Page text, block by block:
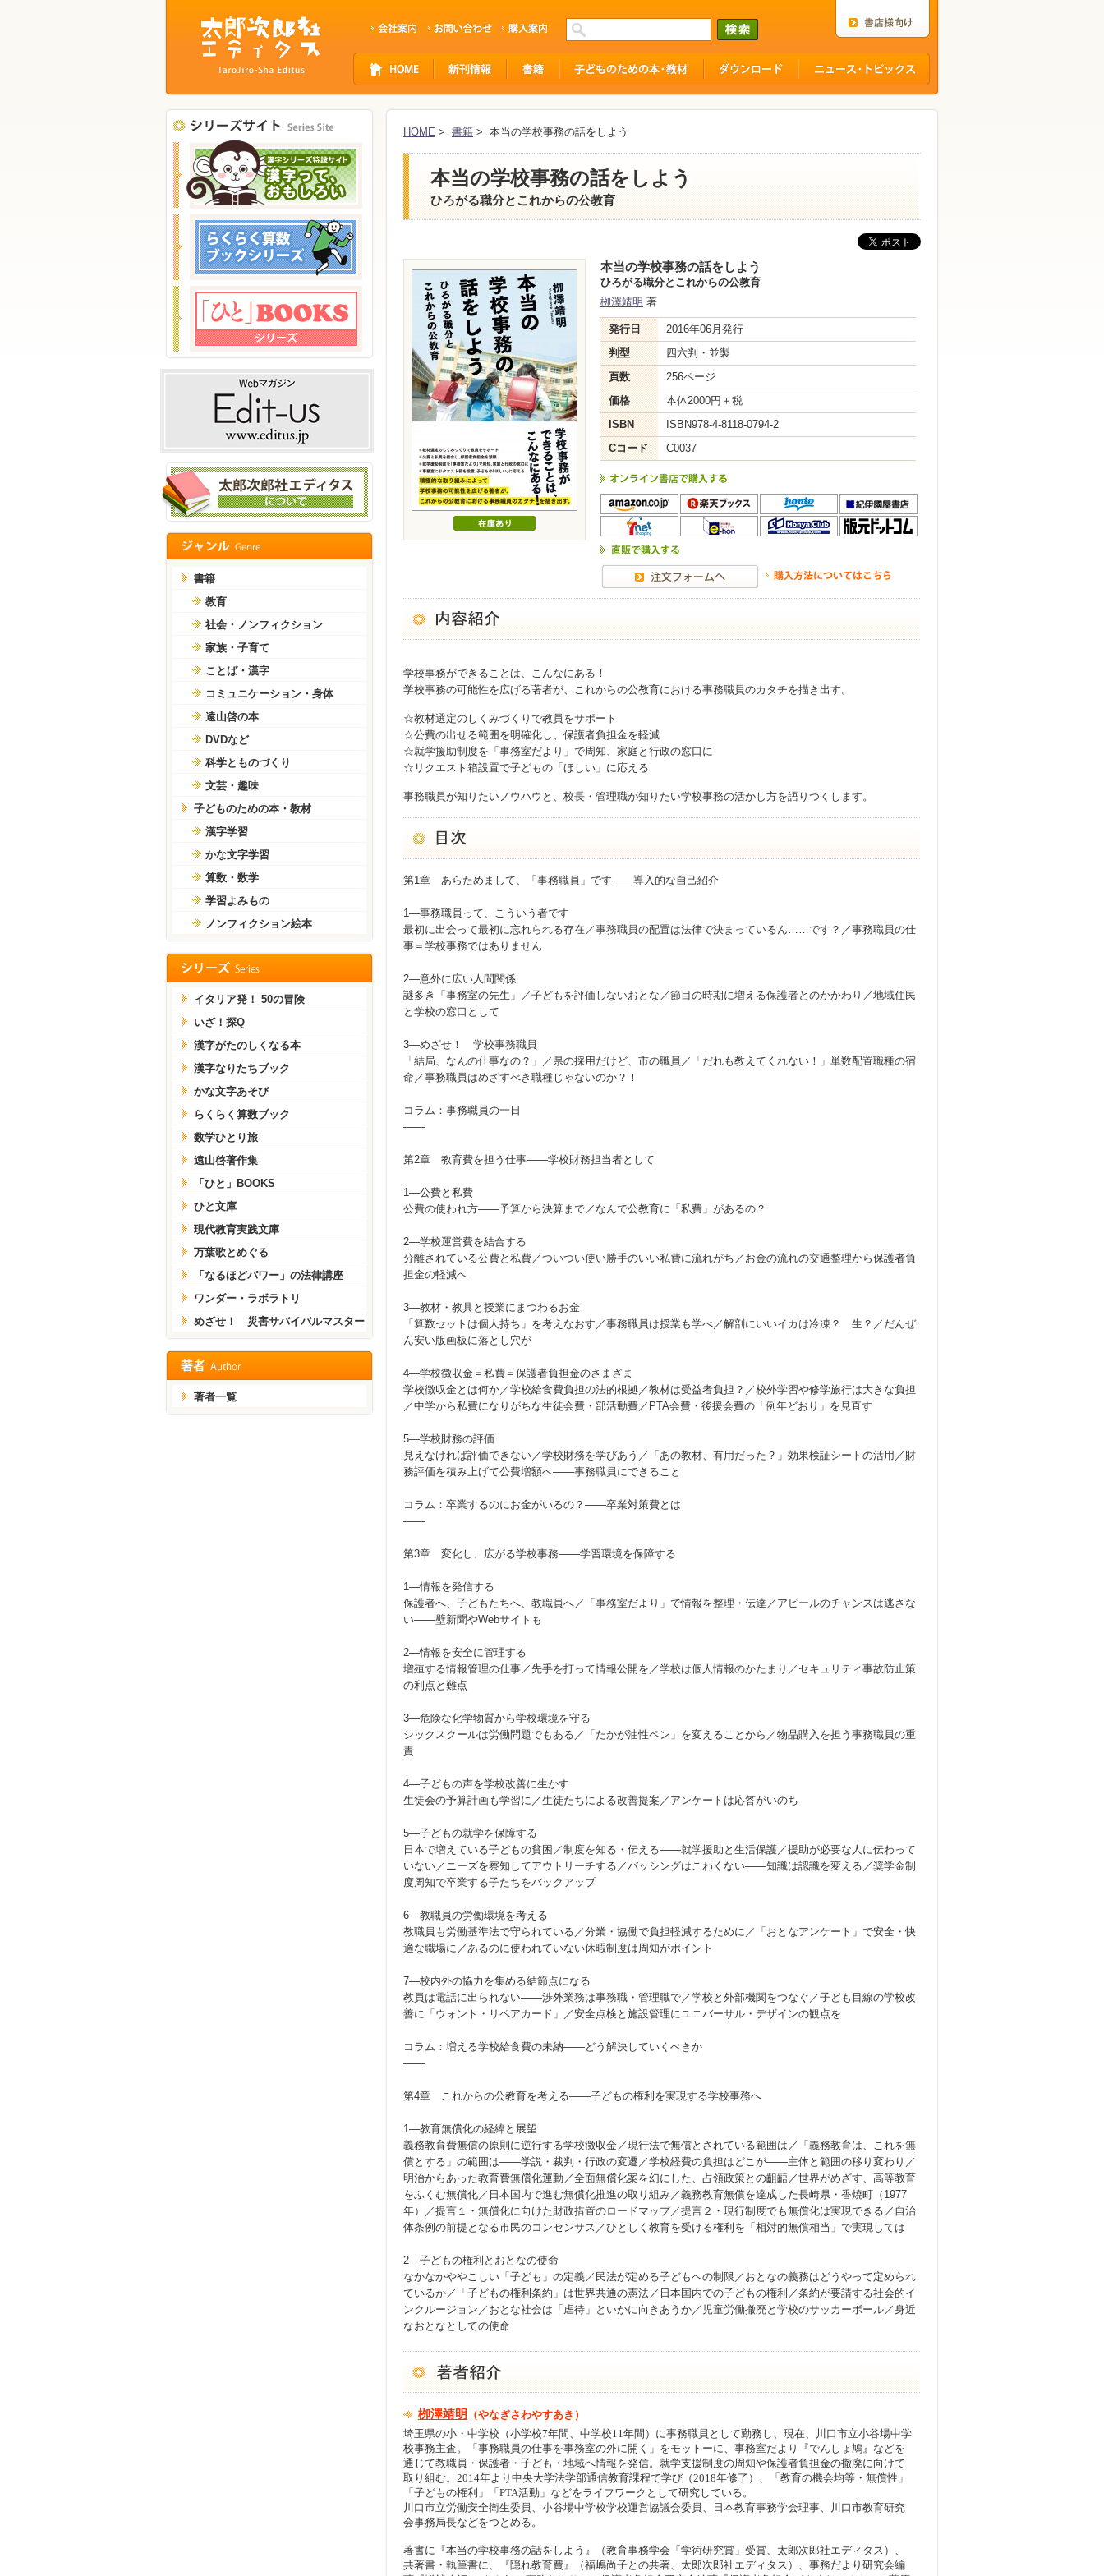
ト
ナ
ー
シ
ョ
HOME > 書籍 > 本当の学校事務の話をしよう
本当の学校事務の話をしよう
ひろがる職分とこれからの公教育
本当の学校事務の話をしよう
ひろがる職分とこれからの公教育
栁澤靖明 著
発行日
2016年06月発行
判型
四六判・並製
頁数
256ページ
価格
本体2000円＋税
ISBN
ISBN978-4-8118-0794-2
Cコード
C0037
学校事務ができることは、こんなにある！
学校事務の可能性を広げる著者が、これからの公教育における事務職員のカタチを描き出す。
☆教材選定のしくみづくりで教員をサポート
☆公費の出せる範囲を明確化し、保護者負担金を軽減
☆就学援助制度を「事務室だより」で周知、家庭と行政の窓口に
☆リクエスト箱設置で子どもの「ほしい」に応える
事務職員が知りたいノウハウと、校長・管理職が知りたい学校事務の活かし方を語りつくします。
第1章 あらためまして、「事務職員」です——導入的な自己紹介
1—事務職員って、こういう者です
最初に出会って最初に忘れられる存在／事務職員の配置は法律で決まっているん……です？／事務職員の仕
事＝学校事務ではありません
2—意外に広い人間関係
謎多き「事務室の先生」／子どもを評価しないおとな／節目の時期に増える保護者とのかかわり／地域住民
と学校の窓口として
3—めざせ！ 学校事務職員
「結局、なんの仕事なの？」／県の採用だけど、市の職員／「だれも教えてくれない！」単数配置職種の宿
命／事務職員はめざすべき職種じゃないのか？！
コラム：事務職員の一日
——
第2章 教育費を担う仕事——学校財務担当者として
1—公費と私費
公費の使われ方——予算から決算まで／なんで公教育に「私費」があるの？
2—学校運営費を結合する
分離されている公費と私費／ついつい使い勝手のいい私費に流れがち／お金の流れの交通整理から保護者負
担金の軽減へ
3—教材・教具と授業にまつわるお金
「算数セットは個人持ち」を考えなおす／事務職員は授業も学べ／解剖にいいイカは冷凍？ 生？／だんぜ
ん安い版画板に落とし穴が
4—学校徴収金＝私費＝保護者負担金のさまざま
学校徴収金とは何か／学校給食費負担の法的根拠／教材は受益者負担？／校外学習や修学旅行は大きな負担
／中学から私費になりがちな生徒会費・部活動費／PTA会費・後援会費の「例年どおり」を見直す
5—学校財務の評価
見えなければ評価できない／学校財務を学びあう／「あの教材、有用だった？」効果検証シートの活用／財
務評価を積み上げて公費増額へ——事務職員にできること
コラム：卒業するのにお金がいるの？——卒業対策費とは
——
第3章 変化し、広がる学校事務——学習環境を保障する
1—情報を発信する
保護者へ、子どもたちへ、教職員へ／「事務室だより」で情報を整理・伝達／アピールのチャンスは逃さな
い——壁新聞やWebサイトも
2—情報を安全に管理する
増殖する情報管理の仕事／先手を打って情報公開を／学校は個人情報のかたまり／セキュリティ事故防止策
の利点と難点
3—危険な化学物質から学校環境を守る
シックスクールは労働問題でもある／「たかが油性ペン」を変えることから／物品購入を担う事務職員の重
責
4—子どもの声を学校改善に生かす
生徒会の予算計画も学習に／生徒たちによる改善提案／アンケートは応答がいのち
5—子どもの就学を保障する
日本で増えている子どもの貧困／制度を知る・伝える——就学援助と生活保護／援助が必要な人に伝わって
いない／ニーズを察知してアウトリーチする／バッシングはこわくない——知識は認識を変える／奨学金制
度周知で卒業する子たちをバックアップ
6—教職員の労働環境を考える
教職員も労働基準法で守られている／分業・協働で負担軽減するために／「おとなアンケート」で安全・快
適な職場に／あるのに使われていない休暇制度は周知がポイント
7—校内外の協力を集める結節点になる
教員は電話に出られない——渉外業務は事務職・管理職で／学校と外部機関をつなぐ／子ども目線の学校改
善に「ウォント・リペアカード」／安全点検と施設管理にユニバーサル・デザインの観点を
コラム：増える学校給食費の未納——どう解決していくべきか
——
第4章 これからの公教育を考える——子どもの権利を実現する学校事務へ
1—教育無償化の経緯と展望
義務教育費無償の原則に逆行する学校徴収金／現行法で無償とされている範囲は／「義務教育は、これを無
償とする」の範囲は——学説・裁判・行政の変遷／学校経費の負担はどこが——主体と範囲の移り変わり／
明治からあった教育費無償化運動／全面無償化案を幻にした、占領政策との齟齬／世界がめざす、高等教育
をふくむ無償化／日本国内で進む無償化推進の取り組み／義務教育無償を達成した長崎県・香焼町（1977
年）／提言１・無償化に向けた財政措置のロードマップ／提言２・現行制度でも無償化は実現できる／自治
体条例の前提となる市民のコンセンサス／ひとしく教育を受ける権利を「相対的無償相当」で実現しては
2—子どもの権利とおとなの使命
なかなかややこしい「子ども」の定義／民法が定める子どもへの制限／おとなの義務はどうやって定められ
ているか／「子どもの権利条約」は世界共通の憲法／日本国内での子どもの権利／条約が要請する社会的イ
ンクルージョン／おとな社会は「虐待」といかに向きあうか／児童労働撤廃と学校のサッカーボール／身近
なおとなとしての使命
栁澤靖明
（やなぎさわやすあき）
埼玉県の小・中学校（小学校7年間、中学校11年間）に事務職員として勤務し、現在、川口市立小谷場中学
校事務主査。「事務職員の仕事を事務室の外に開く」をモットーに、事務室だより『でんしょ鳩』などを
通じて教職員・保護者・子ども・地域へ情報を発信。就学支援制度の周知や保護者負担金の撤廃に向けて
取り組む。2014年より中央大学法学部通信教育課程で学び（2018年修了）、「教育の機会均等・無償性」
「子どもの権利」「PTA活動」などをライフワークとして研究している。
川口市立労働安全衛生委員、小谷場中学校学校運営協議会委員、日本教育事務学会理事、川口市教育研究
会事務局長などをつとめる。
著書に『本当の学校事務の話をしよう』（教育事務学会「学術研究賞」受賞、太郎次郎社エディタス）、
共著書・執筆書に、『隠れ教育費』（福嶋尚子との共著、太郎次郎社エディタス）、事務だより研究会編
書籍
教育
社会・ノンフィクション
家族・子育て
ことば・漢字
コミュニケーション・身体
遠山啓の本
DVDなど
科学とものづくり
文芸・趣味
子どものための本・教材
漢字学習
かな文字学習
算数・数学
学習よみもの
ノンフィクション絵本
イタリア発！ 50の冒険
いざ！探Q
漢字がたのしくなる本
漢字なりたちブック
かな文字あそび
らくらく算数ブック
数学ひとり旅
遠山啓著作集
「ひと」BOOKS
ひと文庫
現代教育実践文庫
万葉歌とめぐる
「なるほどパワー」の法律講座
ワンダー・ラボラトリ
めざせ！ 災害サバイバルマスター
著者一覧